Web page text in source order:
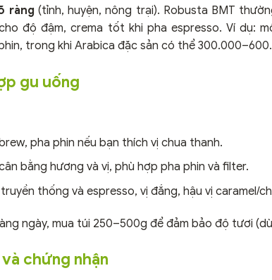
ràng (tỉnh, huyện, nông trại). Robusta BMT
độ đậm, crema tốt khi pha espresso. Ví dụ:
trong khi Arabica đặc sản có thể
gu uống
pha phin nếu bạn thích vị chua thanh.
bằng hương và vị, phù hợp pha phin và filter.
thống và espresso, vị đắng, hậu vị caramel/
ngày, mua túi 250–500g để đảm bảo độ tươi
chứng nhận